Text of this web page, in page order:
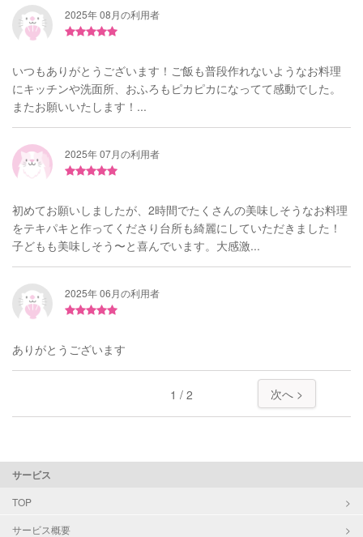
2025年 08月の利用者
いつもありがとうございます！ご飯も普段作れないようなお料理
にキッチンや洗面所、おふろもピカピカになってて感動でした。
またお願いいたします！...
2025年 07月の利用者
初めてお願いしましたが、2時間でたくさんの美味しそうなお料理
をテキパキと作ってくださり台所も綺麗にしていただきました！
子どもも美味しそう〜と喜んでいます。大感激...
2025年 06月の利用者
ありがとうございます
1 / 2 次へ >
サービス
TOP
サービス概要